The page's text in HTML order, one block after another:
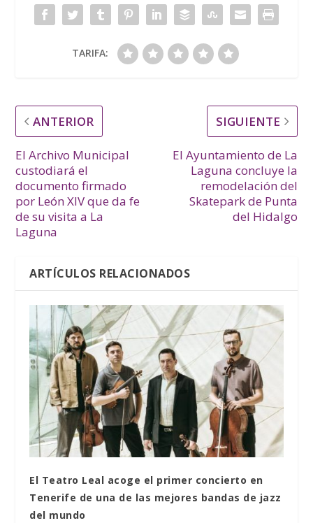
TARIFA:
ANTERIOR
El Archivo Municipal
custodiará el
documento firmado
por León XIV que da fe
de su visita a La
Laguna
SIGUIENTE
El Ayuntamiento de La
Laguna concluye la
remodelación del
Skatepark de Punta
del Hidalgo
ARTÍCULOS RELACIONADOS
El Teatro Leal acoge el primer concierto en
Tenerife de una de las mejores bandas de jazz
del mundo